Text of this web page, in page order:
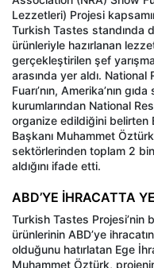
Lezzetleri) Projesi
Turkish Tastes standında
ürünleriyle hazırlanan
gerçekleştirilen şef
arasında yer aldı.
Fuarı’nın, Amerika’nın
kurumlarından National
organize edildiğini belirten
Başkanı Muhammet
sektörlerinden toplam 2 bin
aldığını ifade etti.
ABD’YE İHRACATTA
Turkish Tastes Projesi’nin
ürünlerinin ABD’ye
olduğunu hatırlatan Ege
Muhammet Öztürk,